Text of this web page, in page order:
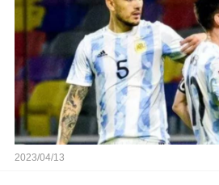
2023/04/13